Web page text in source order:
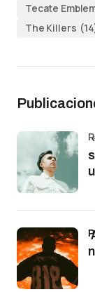
Tecate
The Killers